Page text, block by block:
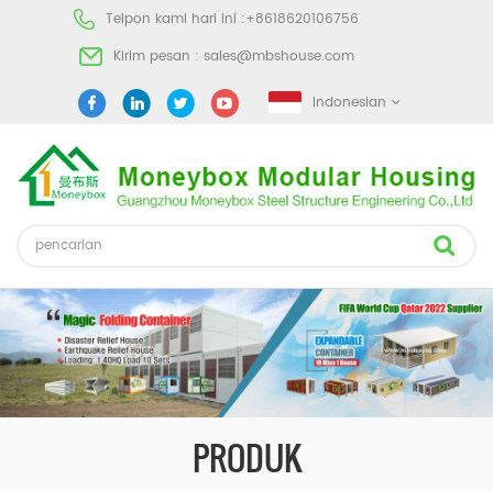
Telpon kami hari ini :+8618620106756
Kirim pesan : sales@mbshouse.com
Indonesian
PRODUK